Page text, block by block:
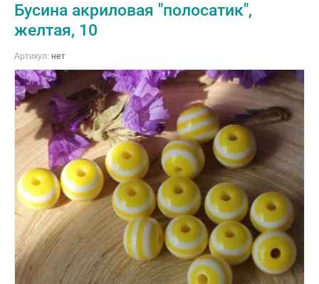
Бусина акриловая "полосатик",
желтая, 10
Артикул: нет